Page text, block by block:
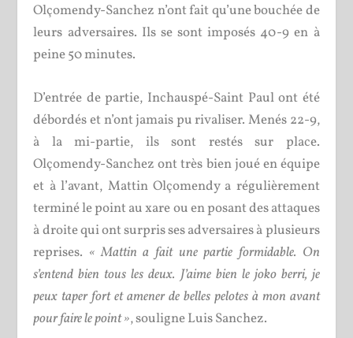
Olçomendy-Sanchez n’ont fait qu’une bouchée de
leurs adversaires. Ils se sont imposés 40-9 en à
peine 50 minutes.
D’entrée de partie, Inchauspé-Saint Paul ont été
débordés et n’ont jamais pu rivaliser. Menés 22-9,
à la mi-partie, ils sont restés sur place.
Olçomendy-Sanchez ont très bien joué en équipe
et à l’avant, Mattin Olçomendy a régulièrement
terminé le point au xare ou en posant des attaques
à droite qui ont surpris ses adversaires à plusieurs
reprises. « Mattin a fait une partie formidable. On
s’entend bien tous les deux. J’aime bien le joko berri, je
peux taper fort et amener de belles pelotes à mon avant
pour faire le point », souligne Luis Sanchez.